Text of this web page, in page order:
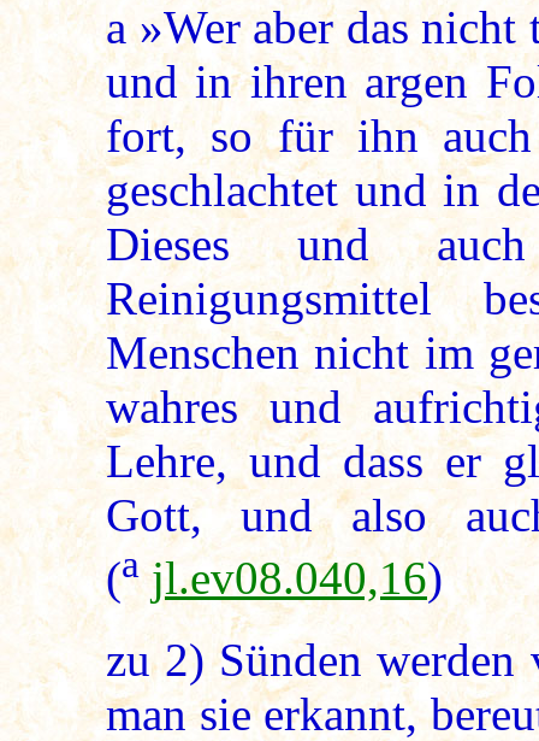
a »Wer aber das
und in ihren argen
fort, so für ihn auch
geschlachtet und in
Dieses und
Reinigungsmittel
Menschen nicht im
wahres und
Lehre, und dass er
Gott, und also
(a jl.ev08.040,16)
zu2) Sünden
man sie erkannt,